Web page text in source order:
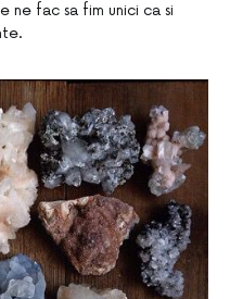
ne fac sa fim unici ca si